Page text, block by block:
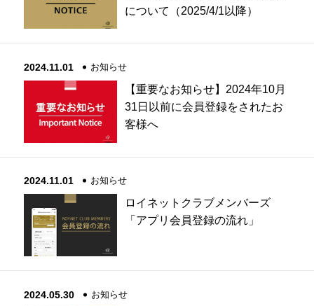
について（2025/4/1以降）
2024.11.01 お知らせ
【重要なお知らせ】2024年10月
31日以前に会員登録をされたお
客様へ
2024.11.01 お知らせ
ロイネットクラブメンバーズ
「アプリ会員登録の流れ」
2024.05.30 お知らせ